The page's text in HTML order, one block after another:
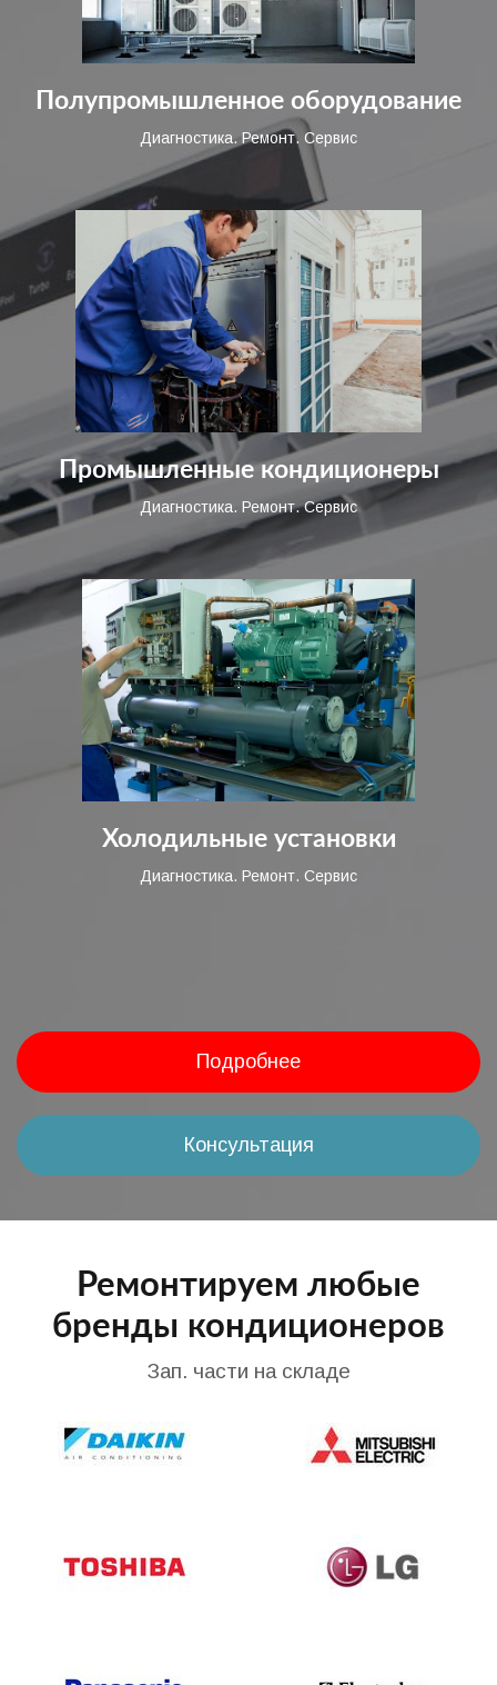
Полупромышленное оборудование
Диагностика. Ремонт. Сервис
Промышленные кондиционеры
Диагностика. Ремонт. Сервис
Холодильные установки
Диагностика. Ремонт. Сервис
Подробнее
Консультация
Ремонтируем любые
бренды кондиционеров
Зап. части на складе